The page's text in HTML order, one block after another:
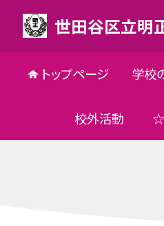
世田谷区立明
トップページ 学校
校外活動